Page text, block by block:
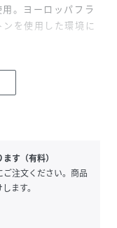
。ヨーロッパフラ
を使用した環境に
涼感と天然素材の
ません。
も一緒にトータルコ
す（有料）
注文ください。商品
ます。